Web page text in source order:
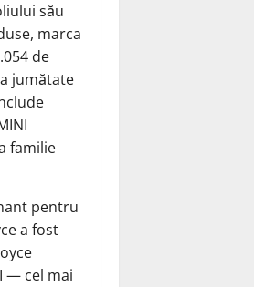
său
marca
de
jumătate
familie
pentru
a fost
— cel mai